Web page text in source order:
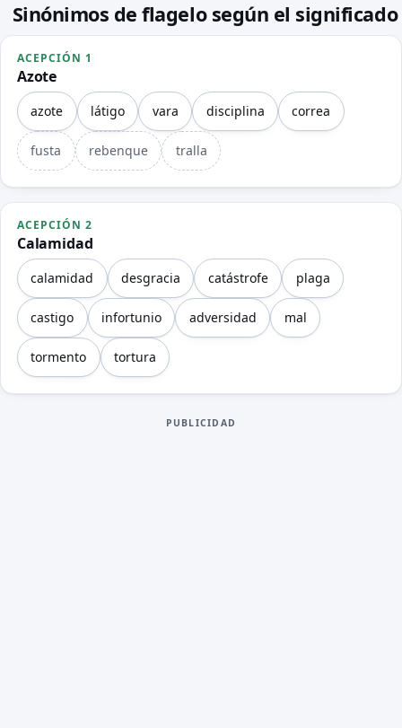
Sinónimos de flagelo según el significado
ACEPCIÓN 1
Azote
azote látigo vara disciplina correa
fusta rebenque tralla
ACEPCIÓN 2
Calamidad
calamidad desgracia catástrofe plaga
castigo infortunio adversidad mal
tormento tortura
PUBLICIDAD